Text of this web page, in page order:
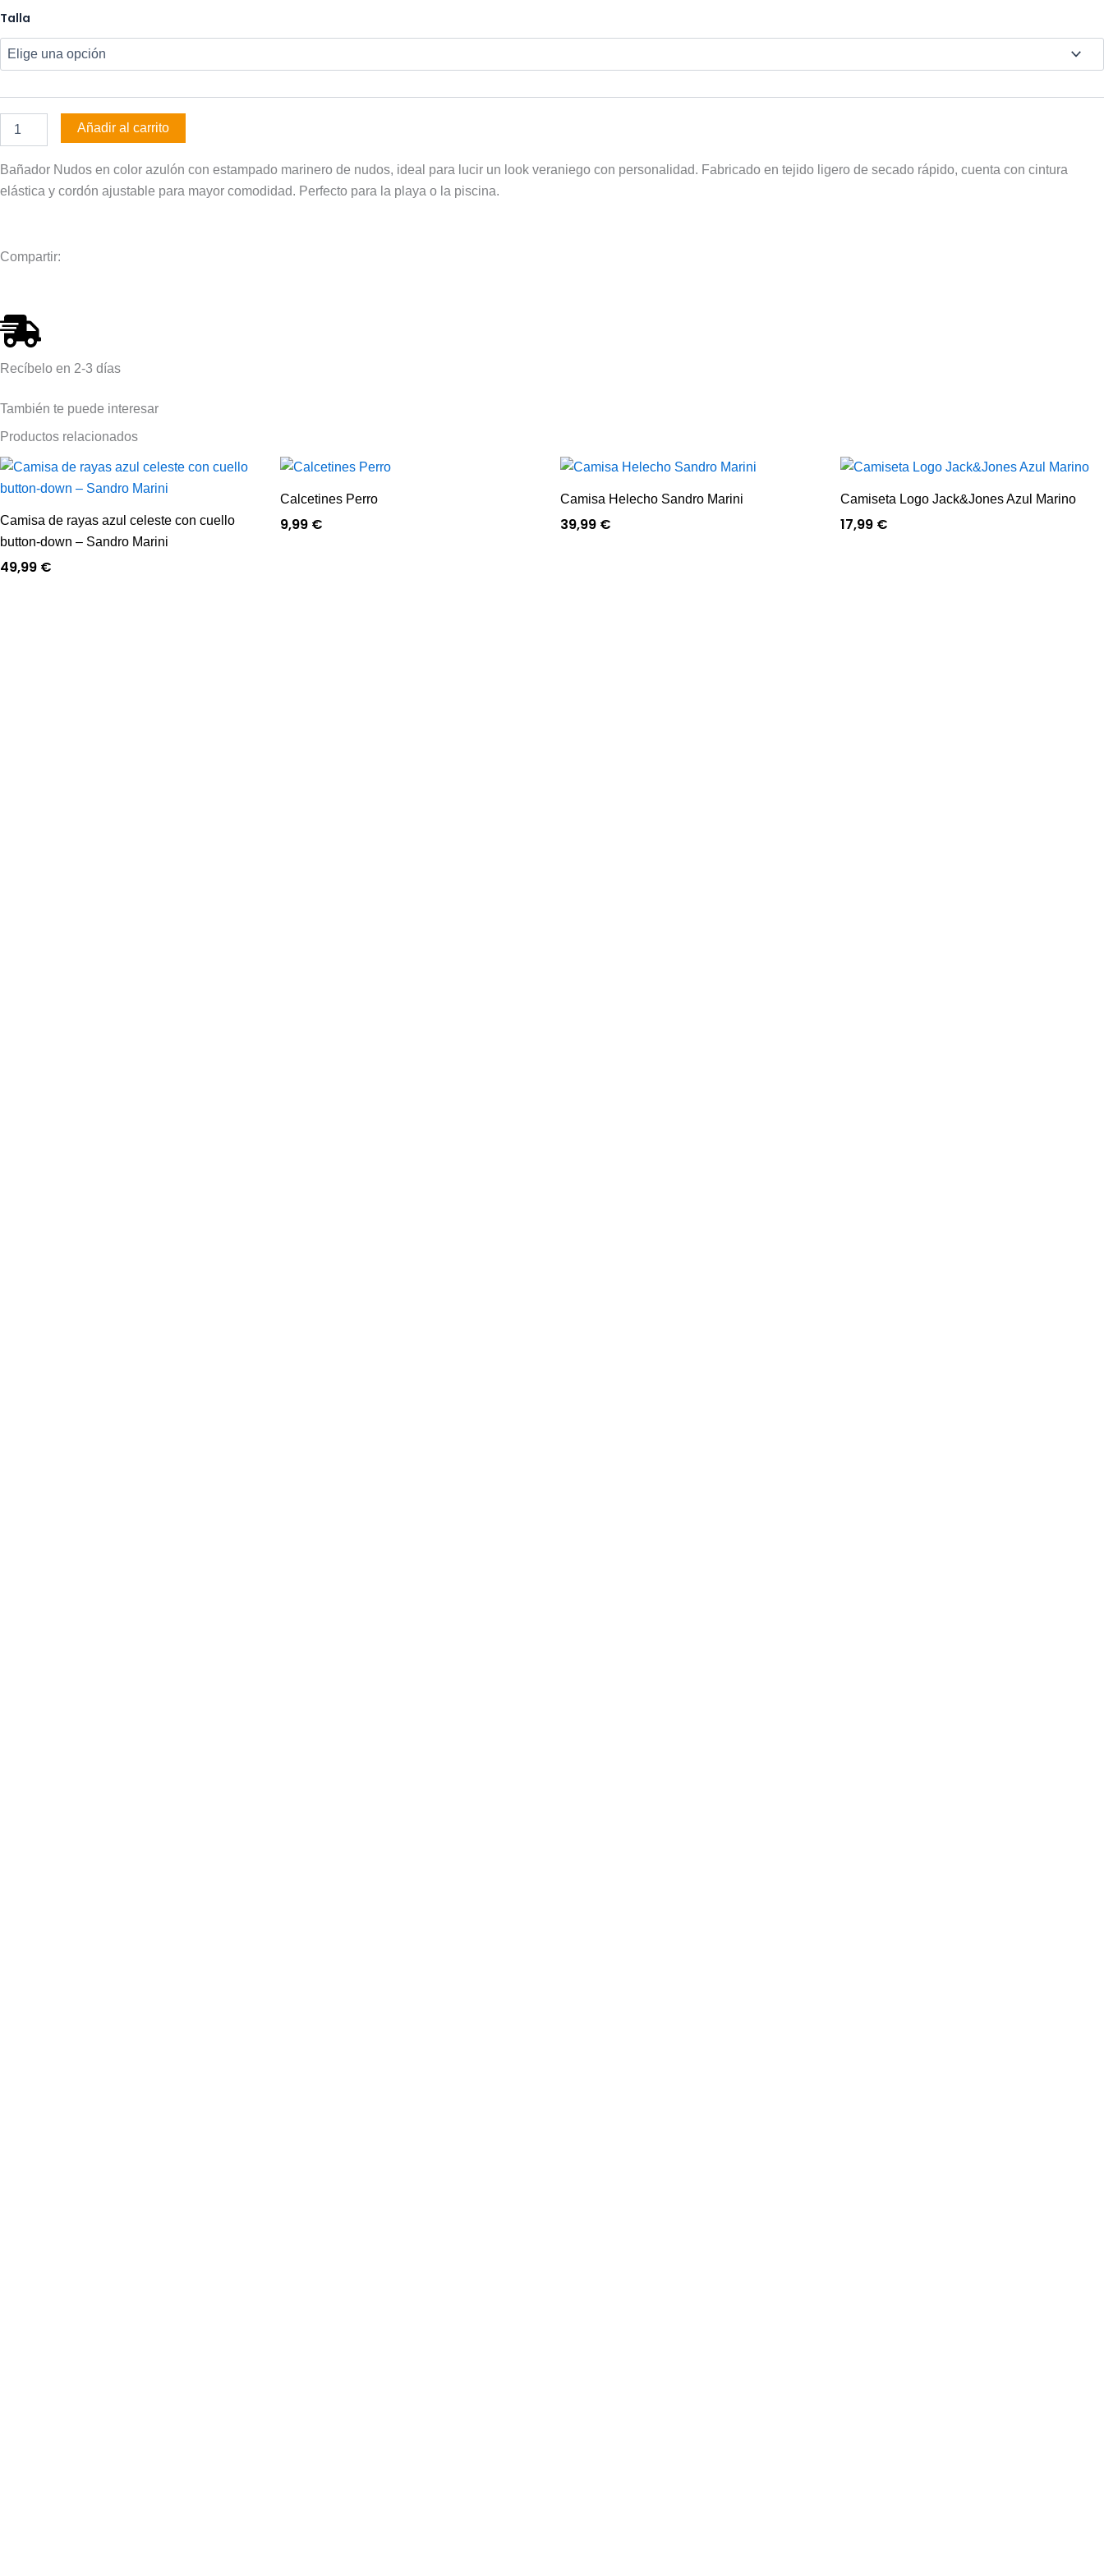
Talla
Bañador
Añadir al carrito
Bañador Nudos en color azulón con estampado marinero de nudos, ideal para lucir un look veraniego con personalidad. Fabricado en tejido ligero de secado rápido, cuenta con cintura
elástica y cordón ajustable para mayor comodidad. Perfecto para la playa o la piscina.
Compartir:
Recíbelo en 2-3 días
También te puede interesar
Productos relacionados
Camisa de rayas azul celeste con cuello
button-down – Sandro Marini
49,99 €
Calcetines Perro
9,99 €
Camisa Helecho Sandro Marini
39,99 €
Camiseta Logo Jack&Jones Azul Marino
17,99 €